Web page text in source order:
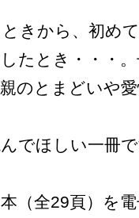
きから、初め
たとき・・・
のとまどいや
でほしい一冊
（全29頁）を